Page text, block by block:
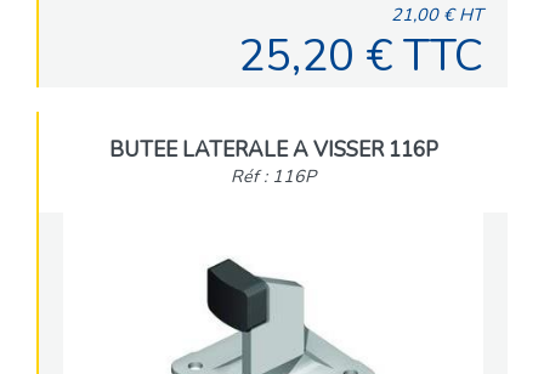
21,00 € HT
25,20 € TTC
BUTEE LATERALE A VISSER 116P
Réf : 116P